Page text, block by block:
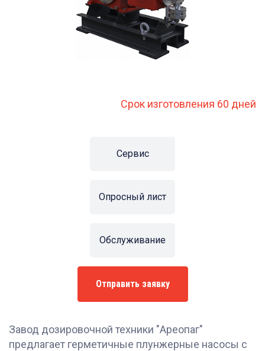
Срок изготовления 60 дней
Сервис
Опросный лист
Обслуживание
Отправить заявку
Завод дозировочной техники "Ареопаг"
предлагает герметичные плунжерные насосы с